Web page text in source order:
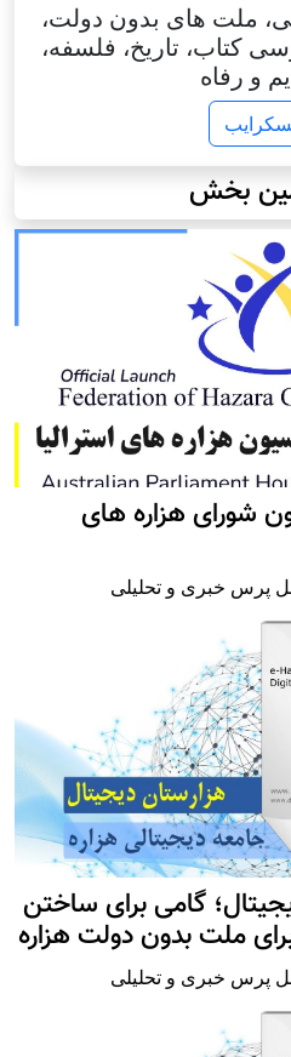
ملت های بدون دولت،
کتاب، تاریخ، فلسفه،
و رفاه
بخش
شورای هزاره های
پرس خبری و تحلیلی
گامی برای ساختن
ملت بدون دولت هزاره
پرس خبری و تحلیلی